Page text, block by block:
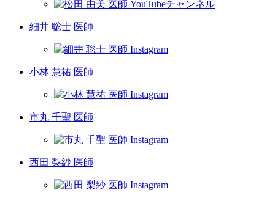
細井 聡士 医師
小林 慧祐 医師
市丸 千聖 医師
西田 梨紗 医師